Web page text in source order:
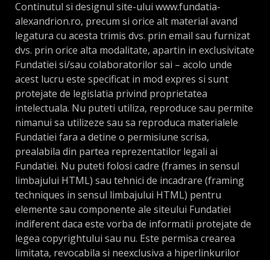
Continutul si designul site-ului www.fundatia-
alexandrion.ro, precum si orice alt material avand
legatura cu acesta trimis dvs. prin email sau furnizat
dvs. prin orice alta modalitate, apartin in exclusivitate
Fundatiei si/sau colaboratorilor sai – acolo unde
acest lucru este specificat in mod expres si sunt
protejate de legislatia privind proprietatea
intelectuala. Nu puteti utiliza, reproduce sau permite
nimanui sa utilizeze sau sa reproduca materialele
Fundatiei fara a detine o permisiune scrisa,
prealabila din partea reprezentatilor legali ai
Fundatiei. Nu puteti folosi cadre (frames in sensul
limbajului HTML) sau tehnici de incadrare (framing
techniques in sensul limbajului HTML) pentru
elemente sau componente ale siteului Fundatiei
indiferent daca este vorba de informatii protejate de
legea copyrightului sau nu. Este permisa crearea
limitata, revocabila si neexclusiva a hiperlinkurilor